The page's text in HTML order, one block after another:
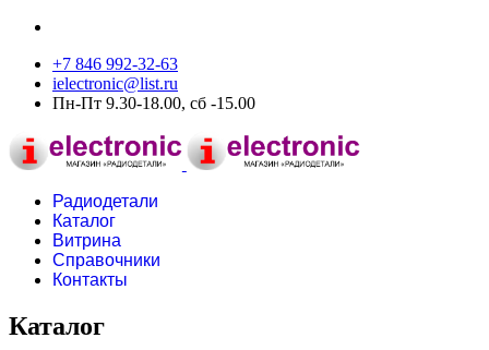
+7 846 992-32-63
ielectronic@list.ru
Пн-Пт 9.30-18.00, сб -15.00
Радиодетали
Каталог
Витрина
Справочники
Контакты
Каталог